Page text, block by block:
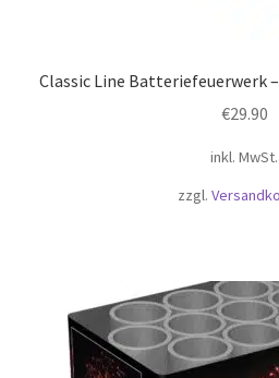
Classic Line Batteriefeuerwerk
€29.90
inkl. MwSt.
zzgl.